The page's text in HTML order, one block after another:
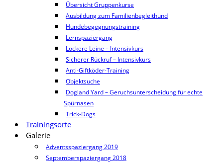
Übersicht Gruppenkurse
Ausbildung zum Familienbegleithund
Hundebegegnungstraining
Lernspaziergang
Lockere Leine – Intensivkurs
Sicherer Rückruf – Intensivkurs
Anti-Giftköder-Training
Objektsuche
Dogland Yard – Geruchsunterscheidung für echte
Spürnasen
Trick-Dogs
Trainingsorte
Galerie
Adventsspaziergang 2019
Septemberspaziergang 2018